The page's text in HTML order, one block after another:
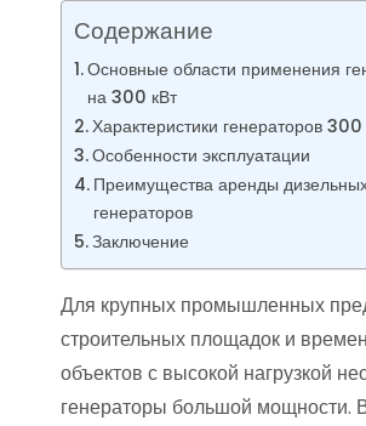
Содержание
Основные области применения
на 300 кВт
Характеристики генераторов 300
Особенности эксплуатации
Преимущества аренды
генераторов
Заключение
Для крупных промышленных
строительных площадок и
объектов с высокой нагрузкой
генераторы большой мощности.